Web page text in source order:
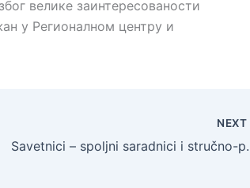
велике заинтересованости
у Регионалном центру и
NEXT
Savetnici –